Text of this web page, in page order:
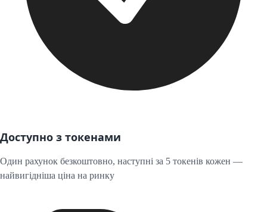
Доступно з токенами
Один рахунок безкоштовно, наступні за 5 токенів кожен —
найвигідніша ціна на ринку